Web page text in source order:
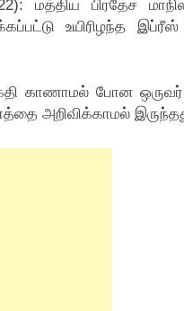
மத்திய பிரதேச
உயிரிழந்த
காணாமல் போன ஒருவர்
அறிவிக்காமல்